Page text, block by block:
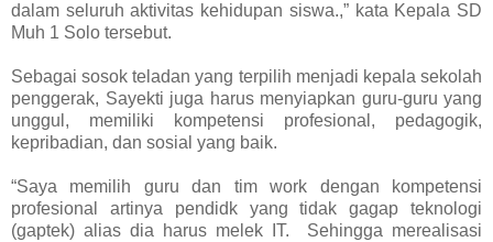
dalam seluruh aktivitas kehidupan siswa.,” kata Kepala SD
Muh 1 Solo tersebut.
Sebagai sosok teladan yang terpilih menjadi kepala sekolah
penggerak, Sayekti juga harus menyiapkan guru-guru yang
unggul, memiliki kompetensi profesional, pedagogik,
kepribadian, dan sosial yang baik.
“Saya memilih guru dan tim work dengan kompetensi
profesional artinya pendidk yang tidak gagap teknologi
(gaptek) alias dia harus melek IT. Sehingga merealisasi